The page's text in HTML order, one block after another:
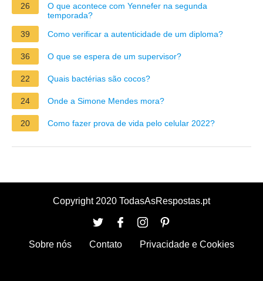
26
O que acontece com Yennefer na segunda
temporada?
39
Como verificar a autenticidade de um diploma?
36 O que se espera de um supervisor?
22 Quais bactérias são cocos?
24 Onde a Simone Mendes mora?
20 Como fazer prova de vida pelo celular 2022?
Copyright 2020 TodasAsRespostas.pt
Sobre nós Contato Privacidade e Cookies